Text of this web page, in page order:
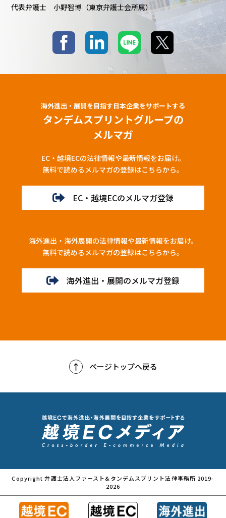
代表弁護士 小野智博（東京弁護士会所属）
海外進出・展開を目指す日本企業をサポートする
タンデムスプリントグループの
メルマガ
EC・越境ECの法律情報や最新情報をお届け。
無料で読めるメルマガの登録はこちらから。
EC・越境ECのメルマガ登録
海外進出・海外展開の法律情報や最新情報をお届け。
無料で読めるメルマガの登録はこちらから。
海外進出・展開のメルマガ登録
ページトップへ戻る
Copyright 弁護士法人ファースト&タンデムスプリント法律事務所 2019-
2026